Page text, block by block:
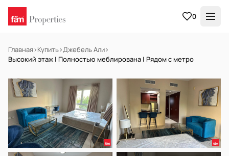
0
Главная›Купить›Джебель Али›
Высокий этаж | Полностью меблирована | Рядом с метро
НА ПРОДАЖУ Готов к заселению